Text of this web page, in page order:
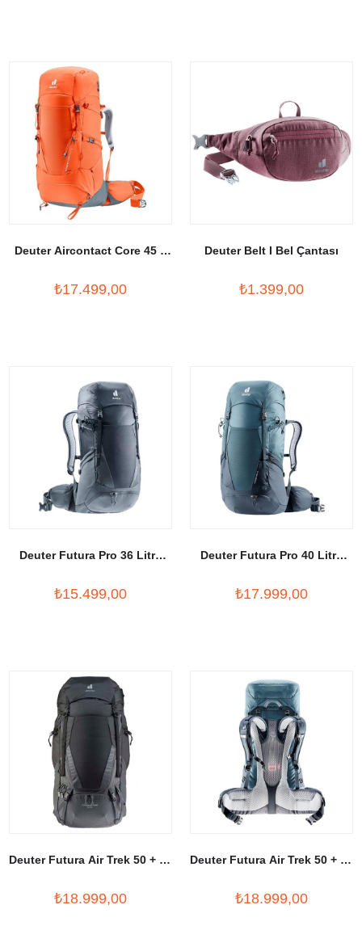
Deuter Aircontact Core 45 +
₺17.499,00
Deuter Belt I Bel Çantası
₺1.399,00
Deuter Futura Pro 36 Litre
₺15.499,00
Deuter Futura Pro 40 Litre
₺17.999,00
Deuter Futura Air Trek 50 + 10
₺18.999,00
Deuter Futura Air Trek 50 + 10
₺18.999,00